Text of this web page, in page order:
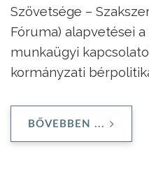
Szövetsége –
Fóruma) alapvetései
munkaügyi
kormányzati
BŐVEBBEN ...